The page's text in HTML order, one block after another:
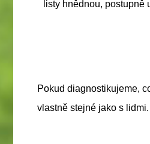
listy hnědnou, postupně
Pokud diagnostikujeme,
vlastně stejné jako s lidmi.